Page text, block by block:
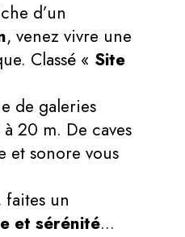
d’un
, venez vivre une
Classé « Site
de galeries
20 m. De caves
et sonore vous
faites un
et sérénité…